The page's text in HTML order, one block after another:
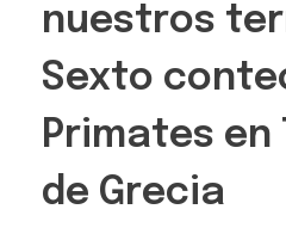
nuestros
Sexto
Primates en
de Grecia